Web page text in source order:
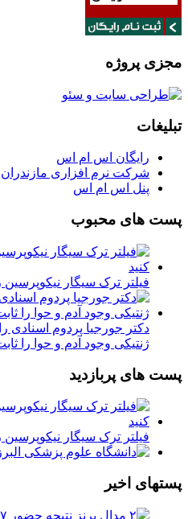
مجزی پروژه
تبلیغات
رایگان اس ام اس
شرکت نرم افزاری مازندران
پنل اس ام اس
پست های محبوب
فیلتر ترک سیگار نیکوپرسین
دکتر جورجیا پردوم اسنادی
ژنتیکی وجود آدم و حوا را
پست های پربازدید
فیلتر ترک سیگار نیکوپرسین
پستهای اخیر